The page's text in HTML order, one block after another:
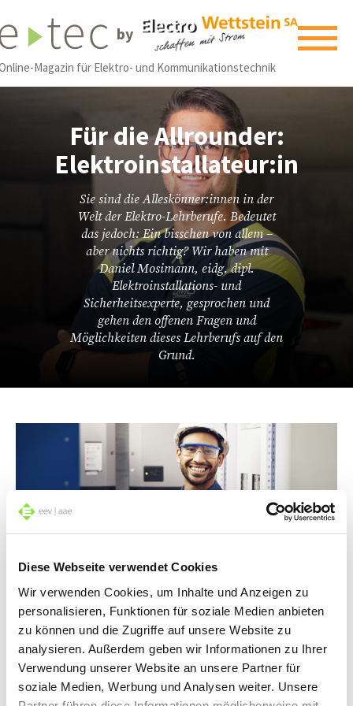
Diese Webseite verwendet Cookies
Wir verwenden Cookies, um Inhalte und Anzeigen zu
personalisieren, Funktionen für soziale Medien anbieten
zu können und die Zugriffe auf unsere Website zu
analysieren. Außerdem geben wir Informationen zu Ihrer
Verwendung unserer Website an unsere Partner für
soziale Medien, Werbung und Analysen weiter. Unsere
by
Magazin für Elektro- und Kommunikationstechnik
Für die Allrounder:
Elektroinstallateur:in
Sie sind die Alleskönner:innen in der
Welt der Elektro-Lehrberufe. Bedeutet
das jedoch: Ein bisschen von allem –
aber nichts richtig? Wir haben mit
Daniel Mosimann, eidg. dipl.
Elektroinstallations- und
Sicherheitsexperte, gesprochen und
gehen den offenen Fragen und
Möglichkeiten dieses Lehrberufs auf den
Grund.
Weiterkommen mit einem Elektro-Beruf
E-Berufe bieten nicht nur innovative Arbeitsfelder,
sondern auch die Chance, aktiv an der Gestaltung
technischer Zukunftslösungen mitzuwirken.
Berufseinsteiger und erfahrene Fachkräfte profitieren
gleichermassen von einer starken Nachfrage auf dem
Arbeitsmarkt. Karriereaussichten? Top!